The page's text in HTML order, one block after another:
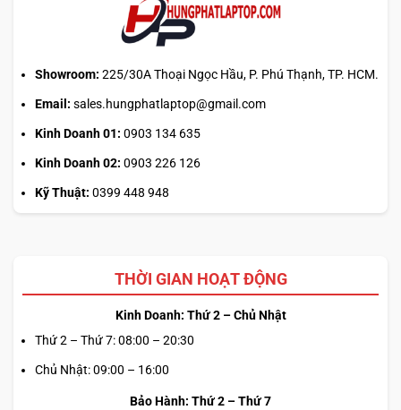
Showroom: 225/30A Thoại Ngọc Hầu, P. Phú Thạnh, TP. HCM.
Email: sales.hungphatlaptop@gmail.com
Kinh Doanh 01: 0903 134 635
Kinh Doanh 02: 0903 226 126
Kỹ Thuật: 0399 448 948
THỜI GIAN HOẠT ĐỘNG
Kinh Doanh: Thứ 2 – Chủ Nhật
Thứ 2 – Thứ 7: 08:00 – 20:30
Chủ Nhật: 09:00 – 16:00
Bảo Hành: Thứ 2 – Thứ 7